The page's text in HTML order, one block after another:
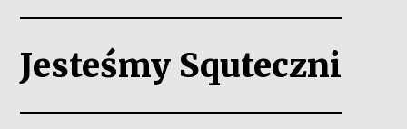
Jesteśmy Squteczni